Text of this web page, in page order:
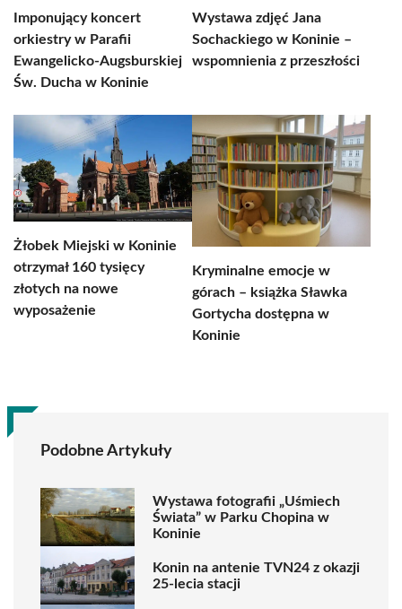
Imponujący koncert
orkiestry w Parafii
Ewangelicko-Augsburskiej
Św. Ducha w Koninie
Wystawa zdjęć Jana
Sochackiego w Koninie –
wspomnienia z przeszłości
Żłobek Miejski w Koninie
otrzymał 160 tysięcy
złotych na nowe
wyposażenie
Kryminalne emocje w
górach – książka Sławka
Gortycha dostępna w
Koninie
Podobne Artykuły
Wystawa fotografii „Uśmiech
Świata” w Parku Chopina w
Koninie
Konin na antenie TVN24 z okazji
25-lecia stacji